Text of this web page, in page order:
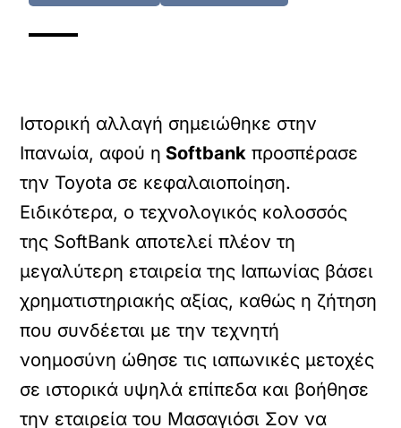
Iστορική αλλαγή σημειώθηκε στην
Ιπανωία, αφού η Softbank προσπέρασε
την Toyota σε κεφαλαιοποίηση.
Eιδικότερα, ο τεχνολογικός κολοσσός
της SoftBank αποτελεί πλέον τη
μεγαλύτερη εταιρεία της Ιαπωνίας βάσει
χρηματιστηριακής αξίας, καθώς η ζήτηση
που συνδέεται με την τεχνητή
νοημοσύνη ώθησε τις ιαπωνικές μετοχές
σε ιστορικά υψηλά επίπεδα και βοήθησε
την εταιρεία του Μασαγιόσι Σον να